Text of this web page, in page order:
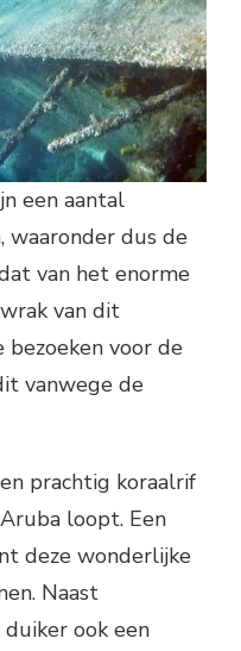
een aantal
waaronder dus de
van het enorme
wrak van dit
bezoeken voor de
vanwege de
prachtig koraalrif
loopt. Een
deze wonderlijke
Naast
ook een